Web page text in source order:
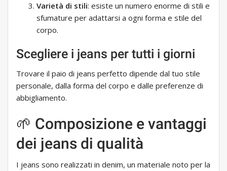
Varietà di stili: esiste un numero enorme di stili e
sfumature per adattarsi a ogni forma e stile del
corpo.
Scegliere i jeans per tutti i giorni
Trovare il paio di jeans perfetto dipende dal tuo stile
personale, dalla forma del corpo e dalle preferenze di
abbigliamento.
🌱 Composizione e vantaggi
dei jeans di qualità
I jeans sono realizzati in denim, un materiale noto per la